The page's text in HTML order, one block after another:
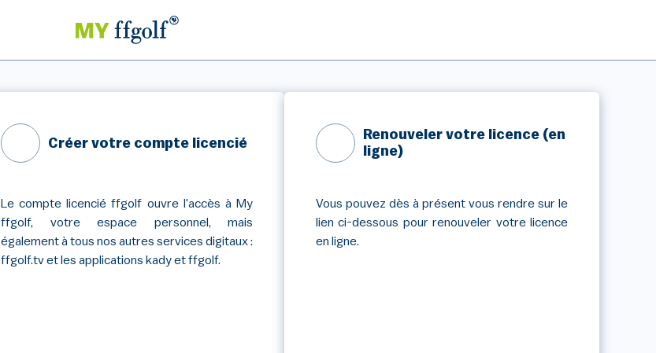
Créer votre compte licencié
Le compte licencié ffgolf ouvre l'accès à My
ffgolf, votre espace personnel, mais
également à tous nos autres services digitaux :
ffgolf.tv et les applications kady et ffgolf.
Renouveler votre licence (en
ligne)
Vous pouvez dès à présent vous rendre sur le
lien ci-dessous pour renouveler votre licence
en ligne.